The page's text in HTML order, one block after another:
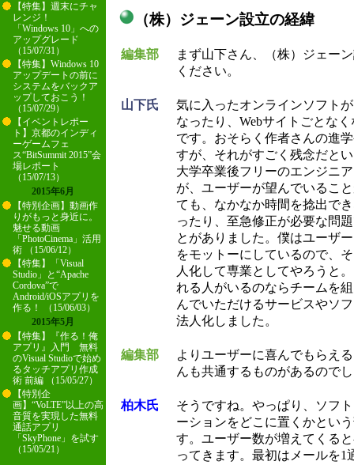
【特集】週末にチャ
レンジ！
「Windows 10」への
アップグレード
（15/07/31）
【特集】Windows 10
アップデートの前に
システムをバックア
ップしておこう！
（15/07/29）
【イベントレポー
ト】京都のインディ
ーゲームフェ
ス“BitSummit 2015”会
場レポート
（15/07/13）
2015年6月
【特別企画】動画作
りがもっと身近に。
魅せる動画
「PhotoCinema」活用
術 （15/06/12）
【特集】「Visual
Studio」と“Apache
Cordova”で
Android/iOSアプリを
作る！ （15/06/03）
2015年5月
【特集】『作る！俺
アプリ』入門 無料
のVisual Studioで始め
るタッチアプリ作成
術 前編 （15/05/27）
【特別企
画】“VoLTE”以上の高
音質を実現した無料
通話アプリ
「SkyPhone」を試す
（15/05/21）
（株）ジェーン設立の経緯
編集部
まず山下さん、（株）ジェー
ください。
山下氏
気に入ったオンラインソフト
なったり、Webサイトごとな
です。おそらく作者さんの進
すが、それがすごく残念だと
大学卒業後フリーのエンジニ
が、ユーザーが望んでいるこ
ても、なかなか時間を捻出で
ったり、至急修正が必要な問
とがありました。僕はユーザ
をモットーにしているので、
人化して専業としてやろうと
れる人がいるのならチームを
んでいただけるサービスやソ
法人化しました。
編集部
よりユーザーに喜んでもらえ
んも共通するものがあるので
柏木氏
そうですね。やっぱり、ソフ
ーションをどこに置くかとい
す。ユーザー数が増えてくる
ってきます。最初はメールを1